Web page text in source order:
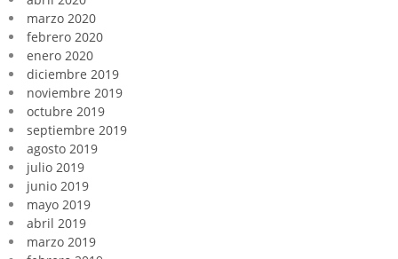
marzo 2020
febrero 2020
enero 2020
diciembre 2019
noviembre 2019
octubre 2019
septiembre 2019
agosto 2019
julio 2019
junio 2019
mayo 2019
abril 2019
marzo 2019